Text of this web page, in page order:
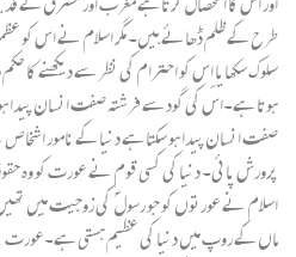
طرح کے ظلم ڈھائے ہیں۔ مگر اسلام نے اس کو
سلوک سکھایا اِس کو احترام کی نظر سے دیکھنے کا
ہوتا ہے۔اس کی گود سے فرشتہ صفت انسان پیدا
صفت انسان پیدا ہو سکتا ہے دنیا کے نامور
پرورش پائی۔ دنیا کی کسی قوم نے عورت کو وہ
اسلام نے عورتوں کو جو رسول ؐ کی زوجیت میں
ماں کے روپ میں دنیا کی عظیم ہستی